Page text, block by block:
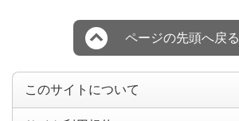
ページの先頭へ戻る
このサイトについて